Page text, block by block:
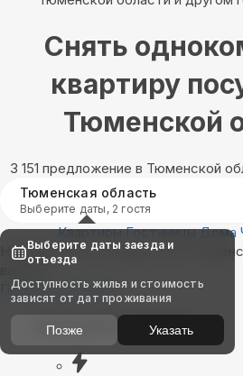
Снять
квартиру
Тюменской
3 151 предложение в Тюменской
Тюменская область
Выберите даты, 2 гостя
Квартиры Гостиницы Дома
Найдём, где остановиться в
Показать на карте
Выбирайте лучшее
Выберите даты заезда и
отъезда
Доступность жилья и стоимость
зависят от дат проживания
Позже Указать